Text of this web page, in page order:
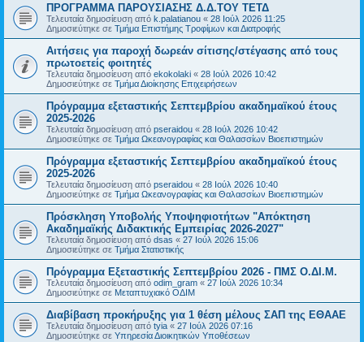
ΠΡΟΓΡΑΜΜΑ ΠΑΡΟΥΣΙΑΣΗΣ Δ.Δ.ΤΟΥ ΤΕΤΔ
Τελευταία δημοσίευση από k.palatianou « 28 Ιούλ 2026 11:25
Δημοσιεύτηκε σε Τμήμα Επιστήμης Τροφίμων και Διατροφής
Αιτήσεις για παροχή δωρεάν σίτισης/στέγασης από τους
πρωτοετείς φοιτητές
Τελευταία δημοσίευση από ekokolaki « 28 Ιούλ 2026 10:42
Δημοσιεύτηκε σε Τμήμα Διοίκησης Επιχειρήσεων
Πρόγραμμα εξεταστικής Σεπτεμβρίου ακαδημαϊκού έτους
2025-2026
Τελευταία δημοσίευση από pseraidou « 28 Ιούλ 2026 10:42
Δημοσιεύτηκε σε Τμήμα Ωκεανογραφίας και Θαλασσίων Βιοεπιστημών
Πρόγραμμα εξεταστικής Σεπτεμβρίου ακαδημαϊκού έτους
2025-2026
Τελευταία δημοσίευση από pseraidou « 28 Ιούλ 2026 10:40
Δημοσιεύτηκε σε Τμήμα Ωκεανογραφίας και Θαλασσίων Βιοεπιστημών
Πρόσκληση Υποβολής Υποψηφιοτήτων "Απόκτηση
Ακαδημαϊκής Διδακτικής Εμπειρίας 2026-2027"
Τελευταία δημοσίευση από dsas « 27 Ιούλ 2026 15:06
Δημοσιεύτηκε σε Τμήμα Στατιστικής
Πρόγραμμα Εξεταστικής Σεπτεμβρίου 2026 - ΠΜΣ Ο.ΔΙ.Μ.
Τελευταία δημοσίευση από odim_gram « 27 Ιούλ 2026 10:34
Δημοσιεύτηκε σε Μεταπτυχιακό ΟΔΙΜ
Διαβίβαση προκήρυξης για 1 θέση μέλους ΣΑΠ της ΕΘΑΑΕ
Τελευταία δημοσίευση από tyia « 27 Ιούλ 2026 07:16
Δημοσιεύτηκε σε Υπηρεσία Διοικητικών Υποθέσεων